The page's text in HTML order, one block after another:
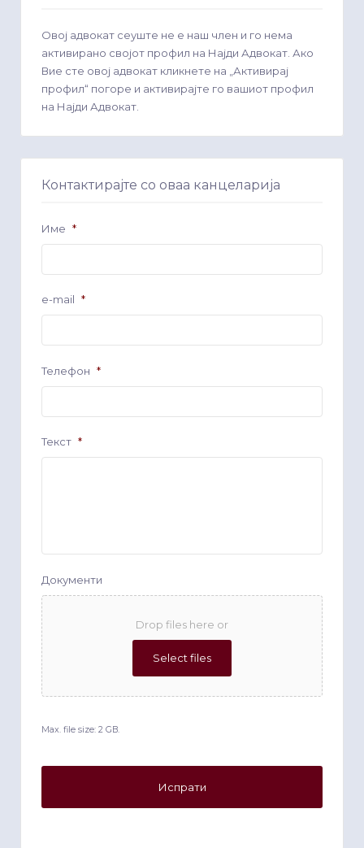
Овој адвокат сеуште не е наш член и го нема
активирано својот профил на Најди Адвокат. Ако
Вие сте овој адвокат кликнете на „Активирај
профил“ погоре и активирајте го вашиот профил
на Најди Адвокат.
Контактирајте со оваа канцеларија
Име *
e-mail *
Телефон *
Текст *
Документи
Drop files here or
Select files
Max. file size: 2 GB.